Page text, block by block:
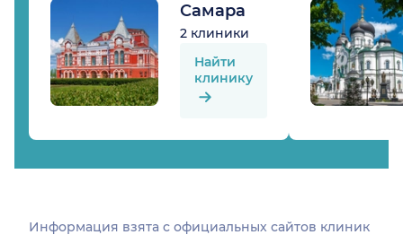
Самара
2 клиники
Найти
клинику
Информация взята c официальных сайтов клиник